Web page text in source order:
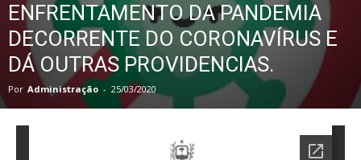
ENFRENTAMENTO DA PANDEMIA
DECORRENTE DO CORONAVÍRUS E
DÁ OUTRAS PROVIDENCIAS.
Por Administração - 25/03/2020